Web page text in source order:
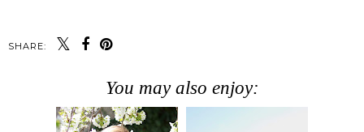
SHARE:
You may also enjoy: